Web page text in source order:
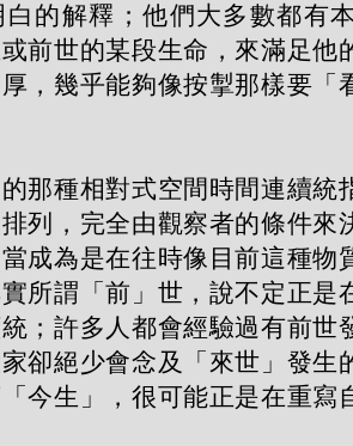
白的解釋；他們大多數都有
前世的某段生命，來滿足他
，幾乎能夠像按掣那樣要「
那種相對式空間時間連續統
列，完全由觀察者的條件來
成為是在往時像目前這種物
所謂「前」世，說不定正是
；許多人都會經驗過有前世
卻絕少會念及「來世」發生
今生」，很可能正是在重寫